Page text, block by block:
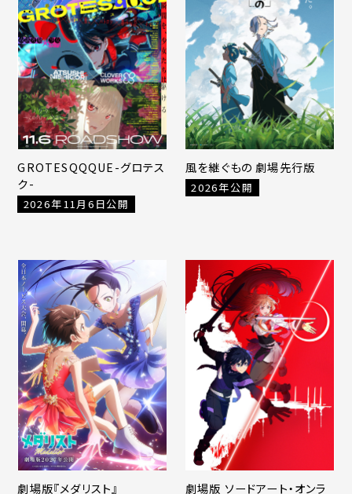
GROTESQQQUE-グロテス
ク-
2026年11月6日公開
風を継ぐもの 劇場先行版
2026年公開
劇場版『メダリスト』
劇場版 ソードアート・オンラ